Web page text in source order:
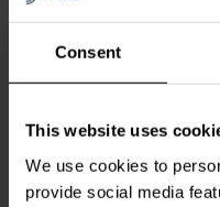
Consent
This website uses
We use cookies to
provide social media
befestigt, um die Übertragung
Motorbecher wird an der
einen separaten
ist.
MR16P-4 Tiefmitteltöner